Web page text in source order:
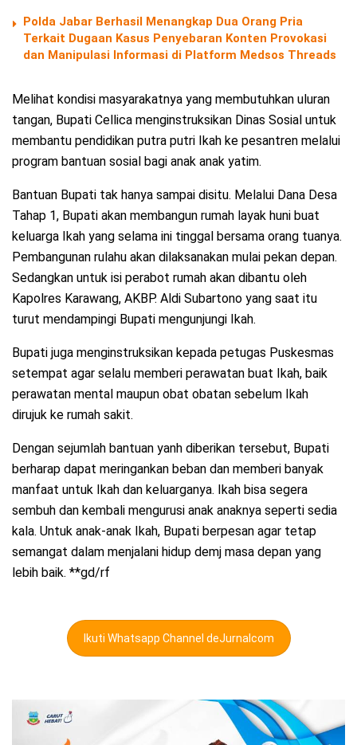
Polda Jabar Berhasil Menangkap Dua Orang Pria
Terkait Dugaan Kasus Penyebaran Konten Provokasi
dan Manipulasi Informasi di Platform Medsos Threads
Melihat kondisi masyarakatnya yang membutuhkan uluran
tangan, Bupati Cellica menginstruksikan Dinas Sosial untuk
membantu pendidikan putra putri Ikah ke pesantren melalui
program bantuan sosial bagi anak anak yatim.
Bantuan Bupati tak hanya sampai disitu. Melalui Dana Desa
Tahap 1, Bupati akan membangun rumah layak huni buat
keluarga Ikah yang selama ini tinggal bersama orang tuanya.
Pembangunan rulahu akan dilaksanakan mulai pekan depan.
Sedangkan untuk isi perabot rumah akan dibantu oleh
Kapolres Karawang, AKBP. Aldi Subartono yang saat itu
turut mendampingi Bupati mengunjungi Ikah.
Bupati juga menginstruksikan kepada petugas Puskesmas
setempat agar selalu memberi perawatan buat Ikah, baik
perawatan mental maupun obat obatan sebelum Ikah
dirujuk ke rumah sakit.
Dengan sejumlah bantuan yanh diberikan tersebut, Bupati
berharap dapat meringankan beban dan memberi banyak
manfaat untuk Ikah dan keluarganya. Ikah bisa segera
sembuh dan kembali mengurusi anak anaknya seperti sedia
kala. Untuk anak-anak Ikah, Bupati berpesan agar tetap
semangat dalam menjalani hidup demj masa depan yang
lebih baik. **gd/rf
Ikuti Whatsapp Channel deJurnalcom